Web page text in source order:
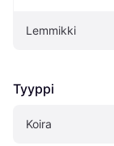
Lemmikki
Tyyppi
Koira